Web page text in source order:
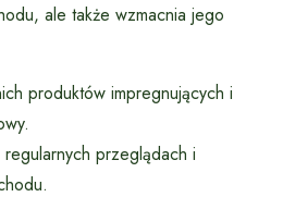
ale także wzmacnia jego
produktów impregnujących i
przeglądach i